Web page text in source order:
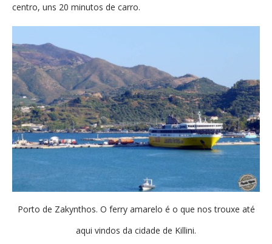
centro, uns 20 minutos de carro.
Porto de Zakynthos. O ferry amarelo é o que nos trouxe até
aqui vindos da cidade de Killini.